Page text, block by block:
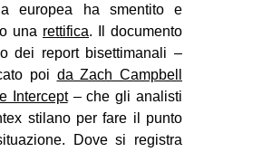
europea ha smentito e
una rettifica. Il documento
dei report bisettimanali –
poi da Zach Campbell
Intercept– che gli analisti
stilano per fare il punto
Dove si registra